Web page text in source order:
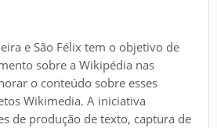
e São Félix tem o objetivo de
sobre a Wikipédia nas
o conteúdo sobre esses
Wikimedia. A iniciativa
de produção de texto, captura de